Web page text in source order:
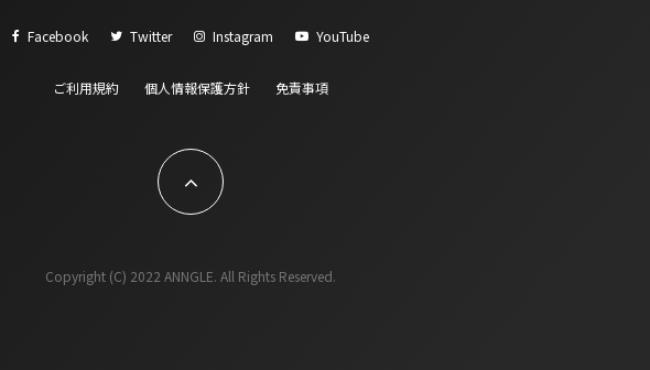
Facebook Twitter Instagram YouTube
ご利用規約 個人情報保護方針 免責事項
Copyright (C) 2022 ANNGLE. All Rights Reserved.